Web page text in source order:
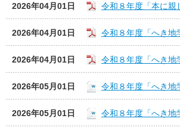
2026年04月01日 令和８年度「本に
2026年04月01日 令和８年度「へき地
2026年04月01日 令和８年度「へき地
2026年05月01日 令和８年度「へき地
2026年05月01日 令和８年度「へき地